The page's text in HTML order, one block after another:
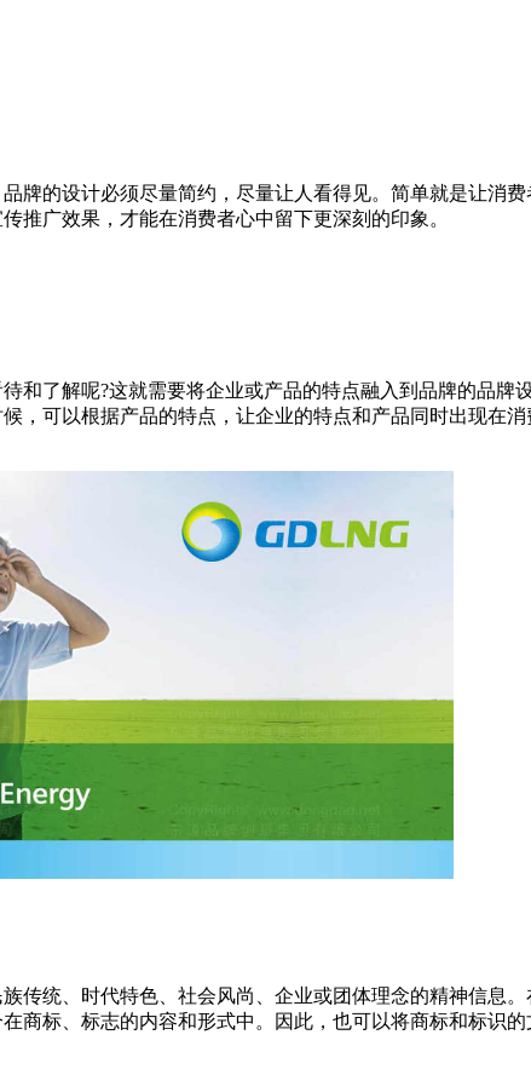
的设计必须尽量简约，尽量让人看得见。简单就是让消
推广效果，才能在消费者心中留下更深刻的印象。
了解呢?这就需要将企业或产品的特点融入到品牌的品牌
可以根据产品的特点，让企业的特点和产品同时出现在消
传统、时代特色、社会风尚、企业或团体理念的精神信息
商标、标志的内容和形式中。因此，也可以将商标和标识